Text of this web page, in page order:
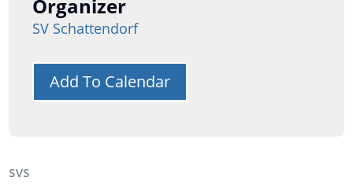
Organizer
SV Schattendorf
Add To Calendar
svs